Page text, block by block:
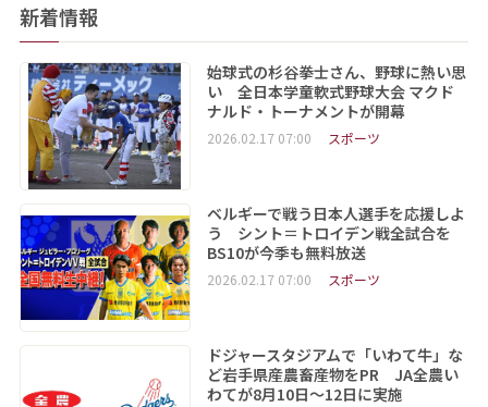
新着情報
始球式の杉谷拳士さん、野球に熱い思
い 全日本学童軟式野球大会 マクド
ナルド・トーナメントが開幕
2026.02.17 07:00 スポーツ
ベルギーで戦う日本人選手を応援しよ
う シント＝トロイデン戦全試合を
BS10が今季も無料放送
2026.02.17 07:00 スポーツ
ドジャースタジアムで「いわて牛」な
ど岩手県産農畜産物をPR JA全農い
わてが8月10日～12日に実施